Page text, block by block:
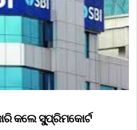
କଲେ ସୁ୍ପ୍ରିମକୋର୍ଟ